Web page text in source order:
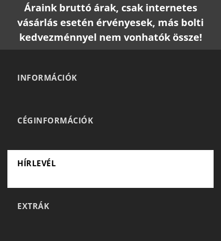
Áraink bruttó árak, csak internetes
vásárlás esetén érvényesek, más bolti
kedvezménnyel nem vonhatók össze!
INFORMÁCIÓK
CÉGINFORMÁCIÓK
HÍRLEVÉL
EXTRÁK